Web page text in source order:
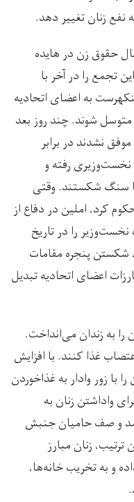
نفع زنان تغییر دهد.
حدود ۵۰۰ هزار فعال حقوق زن در هایده
تجمع را در آخر با
به اعضای اتحادیه
شوند. چند روز بعد
نشدند در برابر
نخست‌وزیری رفته و
سنگ شکستند. وقتی
کرد، املین در دفاع از
را در تاریخ
شکستن پنجره مقامات
اعضای اتحادیه تبدیل
به زندان می‌انداخت.
غذا کنند. با افزایش
با زور وادار به غذاخوردن
واداشتن زنان به
و صف حامیان جنبش
زنان مبارز
و به تخریب خانه‌ها،